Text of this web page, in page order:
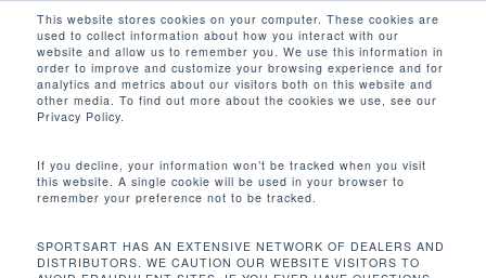
This website stores cookies on your computer. These cookies are
used to collect information about how you interact with our
website and allow us to remember you. We use this information in
order to improve and customize your browsing experience and for
analytics and metrics about our visitors both on this website and
other media. To find out more about the cookies we use, see our
Privacy Policy.
If you decline, your information won’t be tracked when you visit
this website. A single cookie will be used in your browser to
remember your preference not to be tracked.
SPORTSART HAS AN EXTENSIVE NETWORK OF DEALERS AND
DISTRIBUTORS. WE CAUTION OUR WEBSITE VISITORS TO
main
content
search
Inicio Rehabilitación
Close
Menu